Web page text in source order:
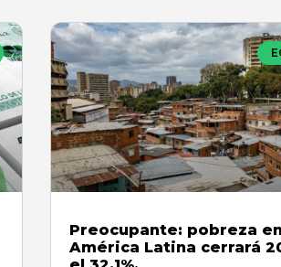
Preocupante: pobreza en
América Latina cerrará